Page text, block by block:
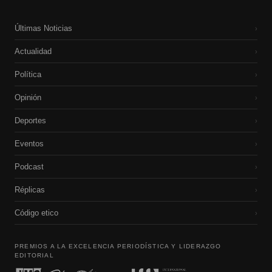
Últimas Noticias ›
Actualidad ›
Política ›
Opinión ›
Deportes ›
Eventos ›
Podcast ›
Réplicas ›
Código etico ›
PREMIOS A LA EXCELENCIA PERIODÍSTICA Y LIDERAZGO
EDITORIAL